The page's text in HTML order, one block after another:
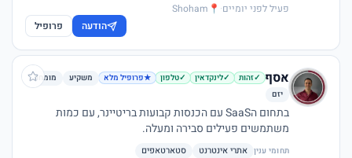
פעיל לפני יומיים·
📍
Shoham
הודעה
פרופיל
אסף ✓זהות ✓לינקדאין ✓טלפון ★פרופיל מלא משקיע
מומחה
יזם
בתחום הSaaS עם הכנסות קבועות בריטיינר, עם כמות
משתמשים פעילים סבירה ומעלה.
תחומי ענין אתרי אינטרנט סטארטאפים